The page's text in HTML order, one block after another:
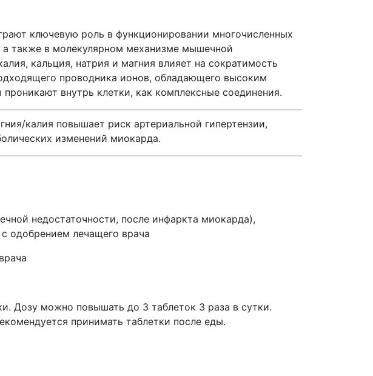
ключевую роль в функционировании многочисленных
также в молекулярном механизме мышечной
кальция, натрия и магния влияет на сократимость
проводника ионов, обладающего высоким
внутрь клетки, как комплексные соединения.
калия повышает риск артериальной гипертензии,
изменений миокарда.
недостаточности, после инфаркта миокарда),
одобрением лечащего врача
Дозу можно повышать до 3 таблеток 3 раза в сутки.
принимать таблетки после еды.